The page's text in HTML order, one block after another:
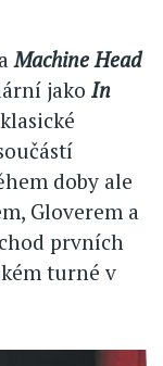
Machine Head
jako In
doby ale
Gloverem a
prvních
turné v